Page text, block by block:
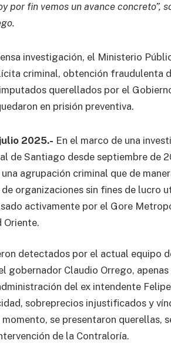
por fin vemos un avance concreto”,
investigación, el Ministerio
criminal, obtención fraudulenta
querellados por el
en prisión preventiva.
2025.- En el marco de una
de Santiago desde septiembre de
agrupación criminal que de
organizaciones sin fines de lucro
activamente por el Gore
Oriente.
detectados por el actual equipo
gobernador Claudio Orrego,
del ex intendente
sobreprecios injustificados y
se presentaron querellas,
de la Contraloría.